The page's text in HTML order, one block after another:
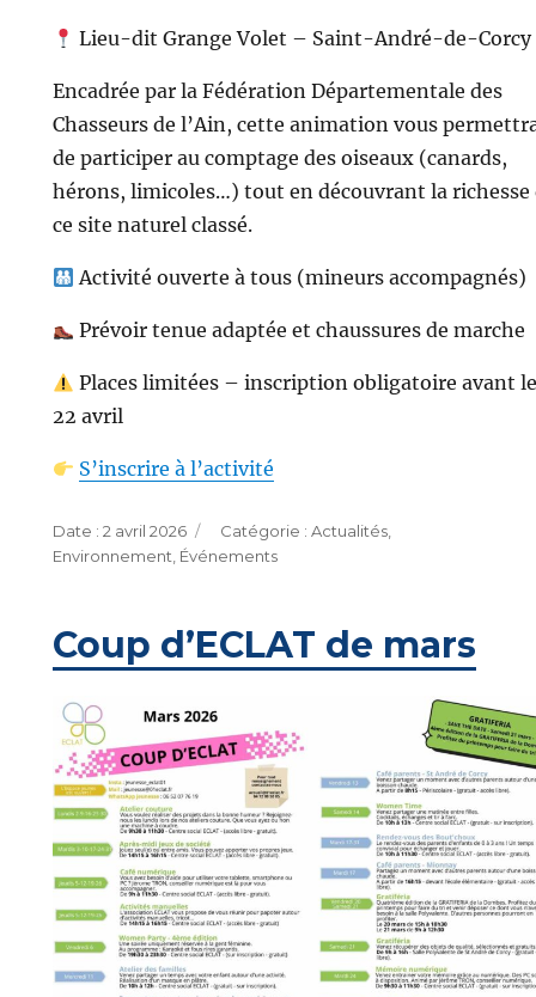
Lieu-dit Grange Volet – Saint-André-de-Corcy
Encadrée par la Fédération Départementale des
Chasseurs de l’Ain, cette animation vous
de participer au comptage des oiseaux (canards,
hérons, limicoles…) tout en découvrant la richesse
ce site naturel classé.
Activité ouverte à tous (mineurs accompagnés)
Prévoir tenue adaptée et chaussures de marche
Places limitées – inscription obligatoire avant
22 avril
S’inscrire à l’activité
Publié
le
2 avril 2026 Catégories
Actualités,
Environnement, Événements
Coup d’ECLAT de mars